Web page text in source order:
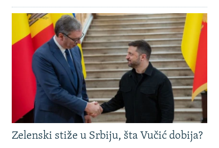
Zelenski stiže u Srbiju, šta Vučić dobija?